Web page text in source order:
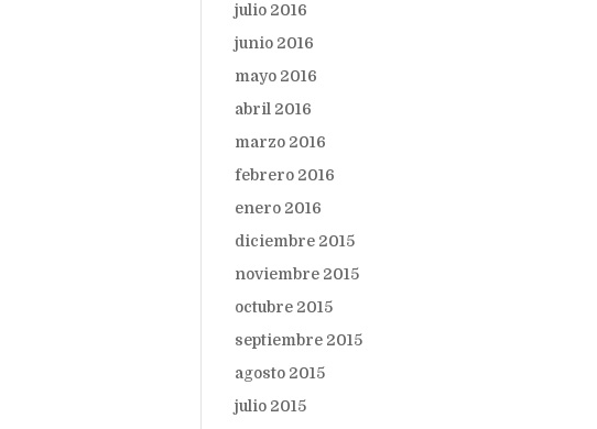
julio 2016
junio 2016
mayo 2016
abril 2016
marzo 2016
febrero 2016
enero 2016
diciembre 2015
noviembre 2015
octubre 2015
septiembre 2015
agosto 2015
julio 2015